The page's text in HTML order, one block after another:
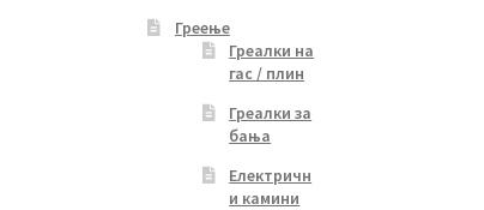
Греење
Греалки на
гас / плин
Греалки за
бања
Електричн
и камини